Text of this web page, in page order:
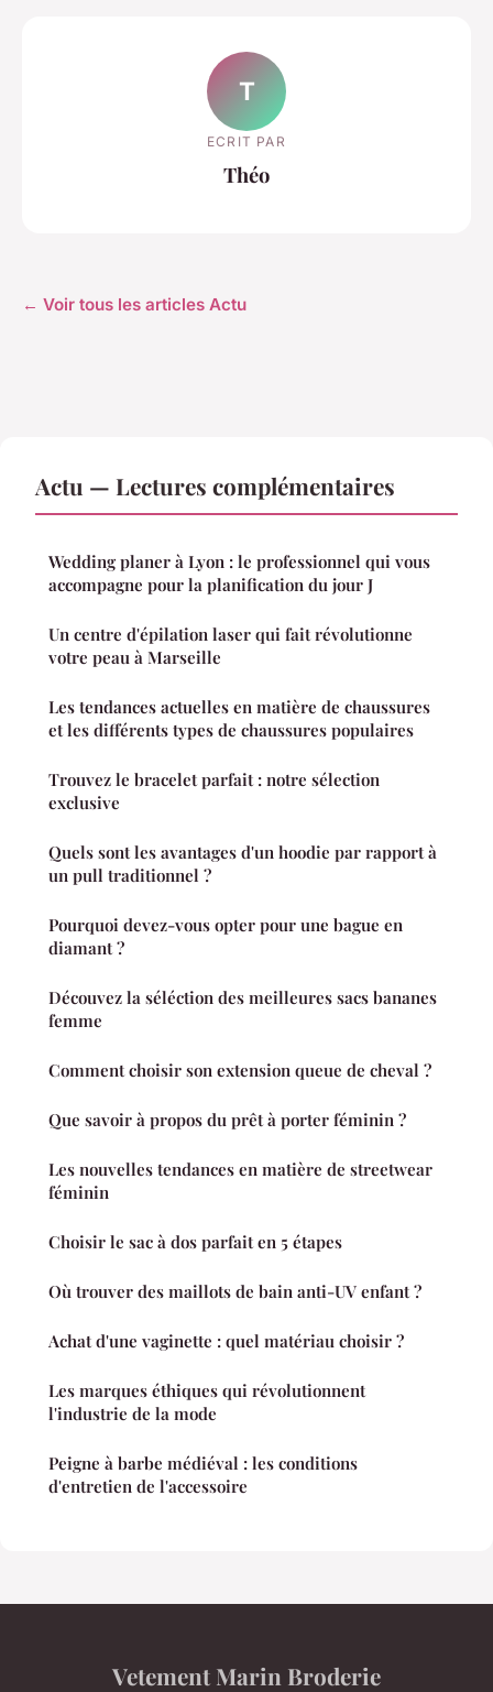
T
ECRIT PAR
Théo
← Voir tous les articles Actu
Actu — Lectures complémentaires
Wedding planer à Lyon : le professionnel qui vous
accompagne pour la planification du jour J
Un centre d'épilation laser qui fait révolutionne
votre peau à Marseille
Les tendances actuelles en matière de chaussures
et les différents types de chaussures populaires
Trouvez le bracelet parfait : notre sélection
exclusive
Quels sont les avantages d'un hoodie par rapport à
un pull traditionnel ?
Pourquoi devez-vous opter pour une bague en
diamant ?
Découvez la séléction des meilleures sacs bananes
femme
Comment choisir son extension queue de cheval ?
Que savoir à propos du prêt à porter féminin ?
Les nouvelles tendances en matière de streetwear
féminin
Choisir le sac à dos parfait en 5 étapes
Où trouver des maillots de bain anti-UV enfant ?
Achat d'une vaginette : quel matériau choisir ?
Les marques éthiques qui révolutionnent
l'industrie de la mode
Peigne à barbe médiéval : les conditions
d'entretien de l'accessoire
Vetement Marin Broderie